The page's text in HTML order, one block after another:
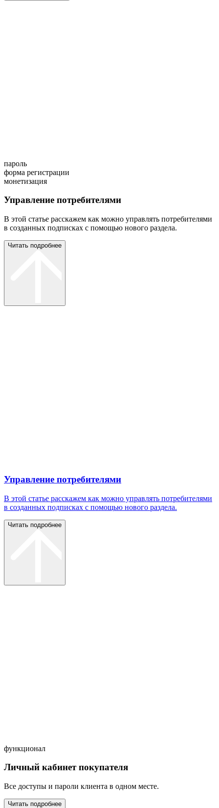
пароль
форма регистрации
монетизация
Управление потребителями
В этой статье расскажем как можно управлять потребителями
в созданных подписках с помощью нового раздела.
Читать подробнее
Управление потребителями
В этой статье расскажем как можно управлять потребителями
в созданных подписках с помощью нового раздела.
Читать подробнее
функционал
Личный кабинет покупателя
Все доступы и пароли клиента в одном месте.
Читать подробнее